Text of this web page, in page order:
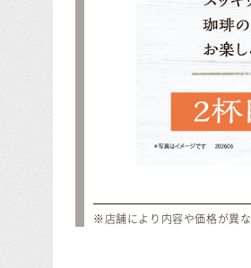
※店舗により内容や価格が異